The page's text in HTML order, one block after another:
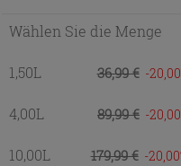
Wählen Sie die Menge
1,50L 36,99 € -20,00
4,00L 89,99 € -20,00
10,00L 179,99 € -20,00